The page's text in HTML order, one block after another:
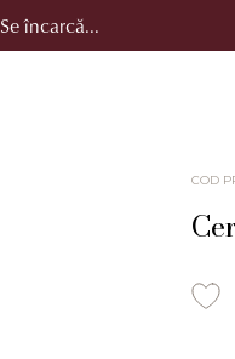
Se încarcă...
COD